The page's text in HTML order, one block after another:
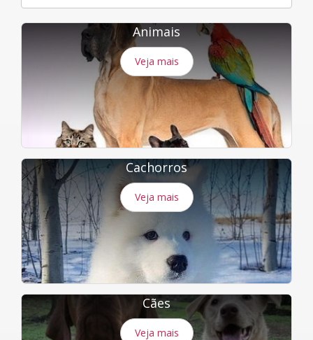
Animais
Veja mais
Cachorros
Veja mais
Cães
Veja mais